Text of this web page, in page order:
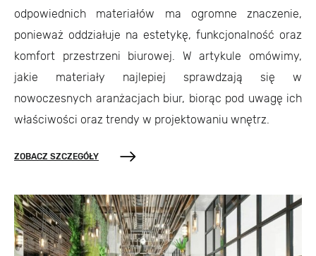
odpowiednich materiałów ma ogromne znaczenie,
ponieważ oddziałuje na estetykę, funkcjonalność oraz
komfort przestrzeni biurowej. W artykule omówimy,
jakie materiały najlepiej sprawdzają się w
nowoczesnych aranżacjach biur, biorąc pod uwagę ich
właściwości oraz trendy w projektowaniu wnętrz.
ZOBACZ SZCZEGÓŁY